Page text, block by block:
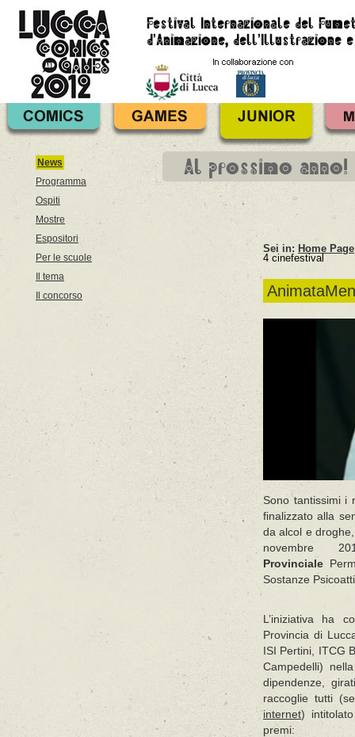
Al prossimo anno!
News
Programma
Ospiti
Mostre
Espositori
Per le scuole
Il tema
Il concorso
Sei in: Home Page
4 cinefestival
Sono tantissimi i
finalizzato alla
da alcol e
novembre
Provinciale
Sostanze
L’iniziativa ha
Provincia di
ISI Pertini, ITCG
Campedelli)
dipendenze,
raccoglie tutti
internet)
premi: